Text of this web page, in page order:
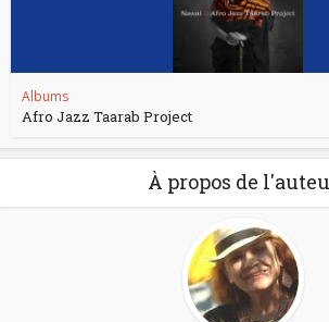
Albums
Afro Jazz Taarab Project
À propos de